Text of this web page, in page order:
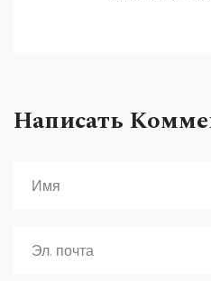
Написать